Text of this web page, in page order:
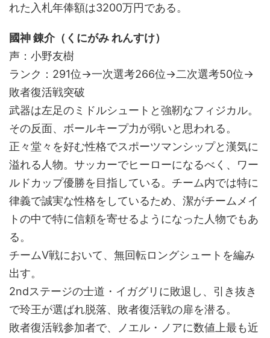
れた入札年俸額は3200万円である。
國神 錬介（くにがみ れんすけ）
声：小野友樹
ランク：291位→一次選考266位→二次選考50位→
敗者復活戦突破
武器は左足のミドルシュートと強靭なフィジカル。
その反面、ボールキープ力が弱いと思われる。
正々堂々を好む性格でスポーツマンシップと漢気に
溢れる人物。サッカーでヒーローになるべく、ワー
ルドカップ優勝を目指している。チーム内では特に
律義で誠実な性格をしているため、潔がチームメイ
トの中で特に信頼を寄せるようになった人物でもあ
る。
チームV戦において、無回転ロングシュートを編み
出す。
2ndステージの士道・イガグリに敗退し、引き抜き
で玲王が選ばれ脱落、敗者復活戦の扉を潜る。
敗者復活戦参加者で、ノエル・ノアに数値上最も近